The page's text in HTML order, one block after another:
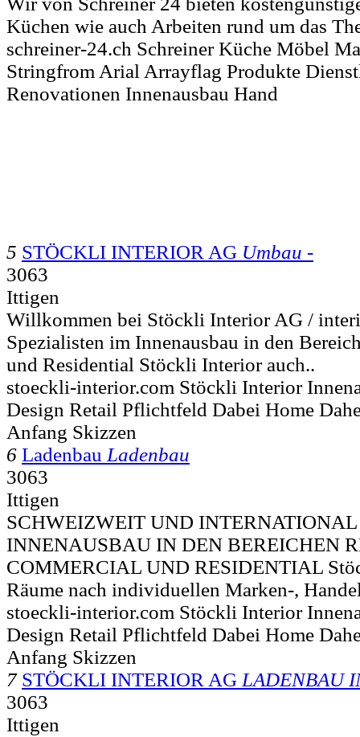
Küchen wie auch Arbeiten rund um das
schreiner-24.ch Schreiner Küche Möbel
Stringfrom Arial Arrayflag Produkte
Renovationen Innenausbau Hand
5 STÖCKLI INTERIOR AG Umbau -
3063
Ittigen
Willkommen bei Stöckli Interior AG /
Spezialisten im Innenausbau in den
und Residential Stöckli Interior auch..
stoeckli-interior.com Stöckli Interior
Design Retail Pflichtfeld Dabei Home
Anfang Skizzen
6 Ladenbau Ladenbau
3063
Ittigen
SCHWEIZWEIT UND
INNENAUSBAU IN DEN BEREICHEN
COMMERCIAL UND RESIDENTIAL
Räume nach individuellen Marken-,
stoeckli-interior.com Stöckli Interior
Design Retail Pflichtfeld Dabei Home
Anfang Skizzen
7 STÖCKLI INTERIOR AG LADENBAU
3063
Ittigen